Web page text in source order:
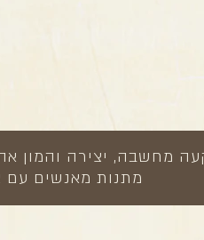
מחשבה, יצירה והמון
מתנות מאנשים עם